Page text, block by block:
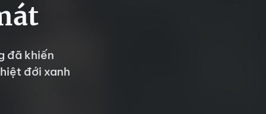
đã khiến
đới xanh